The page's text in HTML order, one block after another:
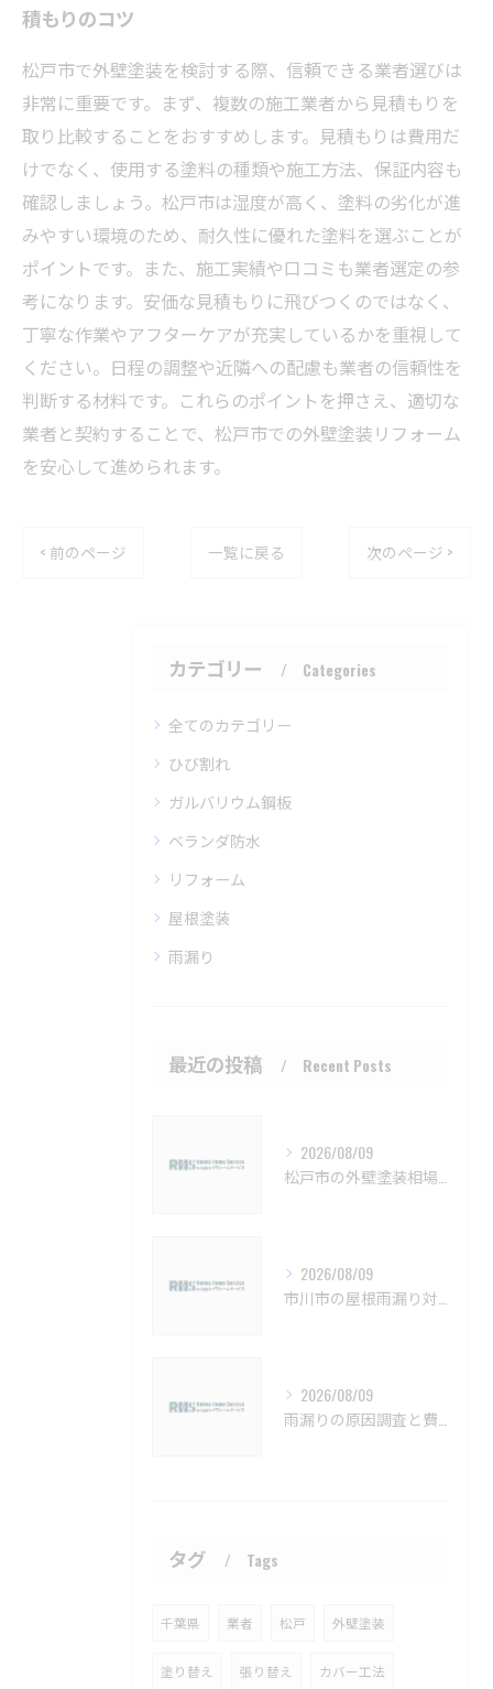
積もりのコツ
松戸市で外壁塗装を検討する際、信頼できる業者選びは
非常に重要です。まず、複数の施工業者から見積もりを
取り比較することをおすすめします。見積もりは費用だ
けでなく、使用する塗料の種類や施工方法、保証内容も
確認しましょう。松戸市は湿度が高く、塗料の劣化が進
みやすい環境のため、耐久性に優れた塗料を選ぶことが
ポイントです。また、施工実績や口コミも業者選定の参
考になります。安価な見積もりに飛びつくのではなく、
丁寧な作業やアフターケアが充実しているかを重視して
ください。日程の調整や近隣への配慮も業者の信頼性を
判断する材料です。これらのポイントを押さえ、適切な
業者と契約することで、松戸市での外壁塗装リフォーム
を安心して進められます。
< 前のページ 一覧に戻る 次のページ >
カテゴリー Categories
全てのカテゴリー
ひび割れ
ガルバリウム鋼板
ベランダ防水
リフォーム
屋根塗装
雨漏り
最近の投稿 Recent Posts
2026/08/09
2026/08/09
2026/08/09
タグ Tags
千葉県 業者 松戸 外壁塗装
塗り替え 張り替え カバー工法